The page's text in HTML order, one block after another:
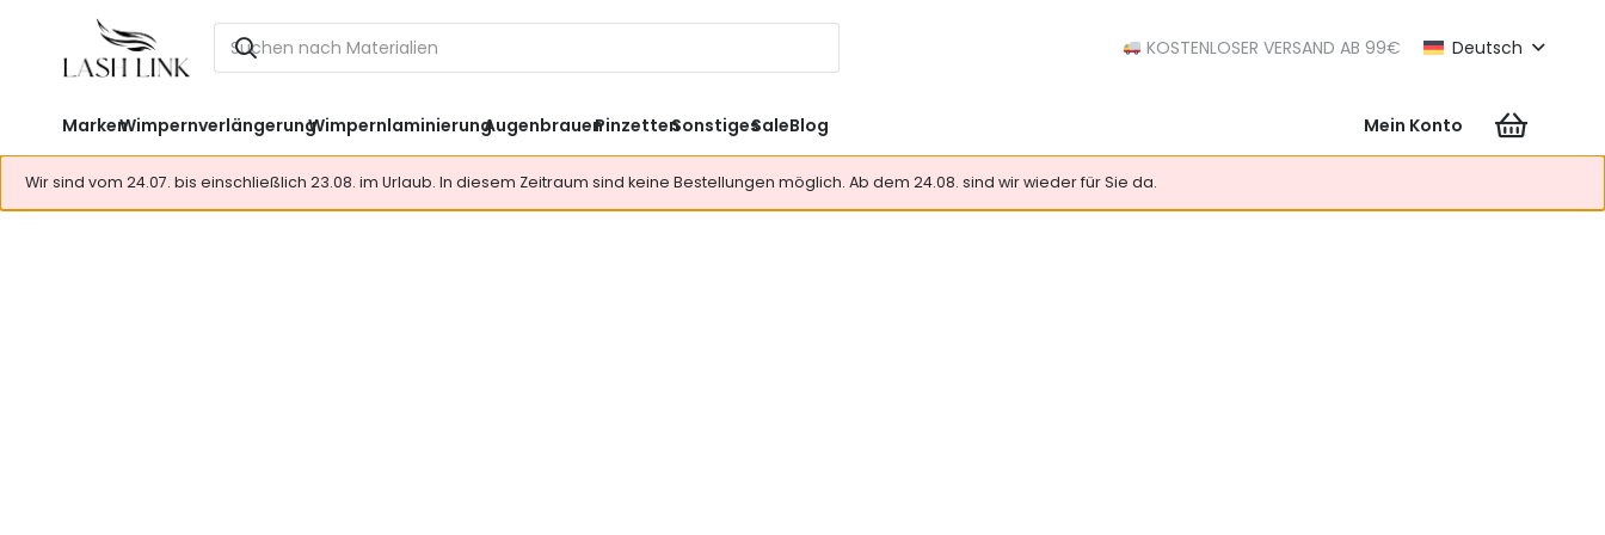
KOSTENLOSER VERSAND AB 99€ Deutsch
MarkenWimpernverlängerungWimpernlaminierungAugenbrauenPinzettenSonstigesSaleBlog Mein Konto
Wir sind vom 24.07. bis einschließlich 23.08. im Urlaub. In diesem Zeitraum sind keine Bestellungen möglich. Ab dem 24.08. sind wir wieder für Sie da.